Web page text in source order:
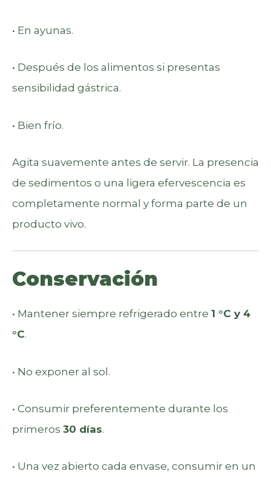
• En ayunas.
• Después de los alimentos si presentas
sensibilidad gástrica.
• Bien frío.
Agita suavemente antes de servir. La presencia
de sedimentos o una ligera efervescencia es
completamente normal y forma parte de un
producto vivo.
Conservación
• Mantener siempre refrigerado entre 1 °C y 4
°C.
• No exponer al sol.
• Consumir preferentemente durante los
primeros 30 días.
• Una vez abierto cada envase, consumir en un